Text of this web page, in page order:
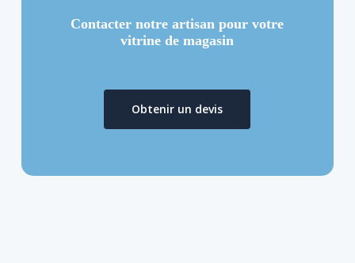
Contacter notre artisan pour votre
vitrine de magasin
Obtenir un devis